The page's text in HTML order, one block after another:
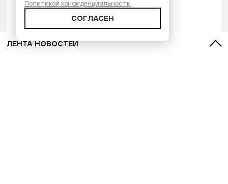
ЛЕНТА НОВОСТЕЙ
Политикой конфиденциальности.
СОГЛАСЕН